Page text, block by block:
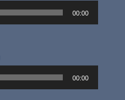
00:00
00:00